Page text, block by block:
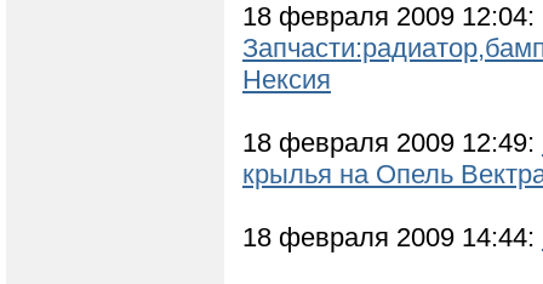
18 февраля 2009 12:04:
Нексия
18 февраля 2009 12:49:
крылья на Опель
18 февраля 2009 14:44: